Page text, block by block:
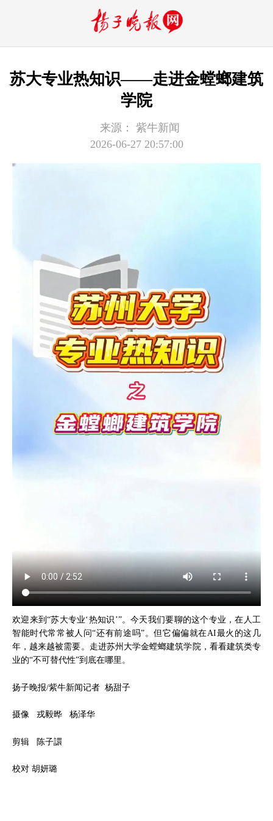
苏大专业热知识——走进金螳螂建筑
学院
来源：
紫牛新闻
2026-06-27 20:57:00
欢迎来到“苏大专业‘热知识’”。今天我们要聊的这个专业，在人工
智能时代常常被人问“还有前途吗”。但它偏偏就在AI最火的这几
年，越来越被需要。走进苏州大学金螳螂建筑学院，看看建筑类专
业的“不可替代性”到底在哪里。
扬子晚报/紫牛新闻记者 杨甜子
摄像 戎毅晔 杨泽华
剪辑 陈子譞
校对 胡妍璐